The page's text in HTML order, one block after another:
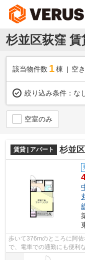
杉並区荻窪 賃
該当物件数 1棟 空
絞り込み条件： な
空室のみ
賃貸 | アパート 杉並
歩いて376mのところに阿
で、電車での通勤にも便利
スが便利です。当社スタッ